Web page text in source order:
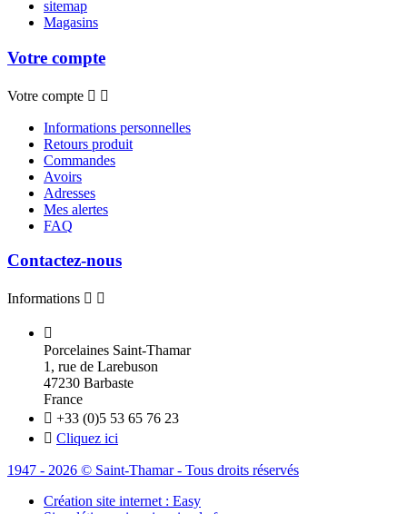
sitemap
Magasins
Votre compte
Votre compte  
Informations personnelles
Retours produit
Commandes
Avoirs
Adresses
Mes alertes
FAQ
Contactez-nous
Informations  

Porcelaines Saint-Thamar
1, rue de Larebuson
47230 Barbaste
France
 +33 (0)5 53 65 76 23
 Cliquez ici
1947 - 2026 © Saint-Thamar - Tous droits réservés
Création site internet : Easy